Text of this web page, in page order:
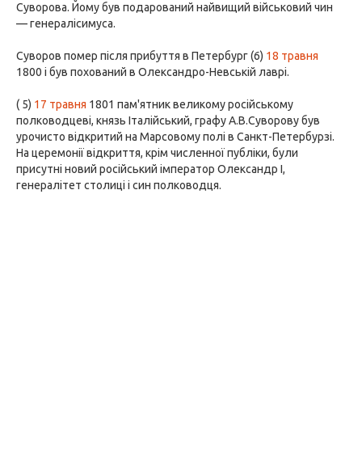
Суворова. Йому був подарований найвищий військовий чин
— генералісимуса.
Суворов помер після прибуття в Петербург (6) 18 травня
1800 і був похований в Олександро-Невській лаврі.
( 5) 17 травня 1801 пам'ятник великому російському
полководцеві, князь Італійський, графу А.В.Суворову був
урочисто відкритий на Марсовому полі в Санкт-Петербурзі.
На церемонії відкриття, крім численної публіки, були
присутні новий російський імператор Олександр I,
генералітет столиці і син полководця.